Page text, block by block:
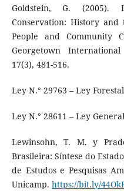
Goldstein, G. (2005).
Conservation: History
People and Community
Georgetown
17(3), 481-516.
Ley N.° 29763 – Ley
Ley N.° 28611 – Ley
Lewinsohn, T. M. y
Brasileira: Síntese do
de Estudos e Pesquisas
Unicamp. https://bit.ly/